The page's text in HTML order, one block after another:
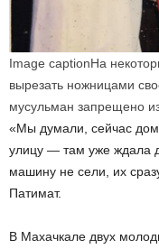
Image captionНа
вырезать ножницами
мусульман запрещено
«Мы думали, сейчас
улицу — там уже ждала
машину не сели, их
Патимат.
В Махачкале двух